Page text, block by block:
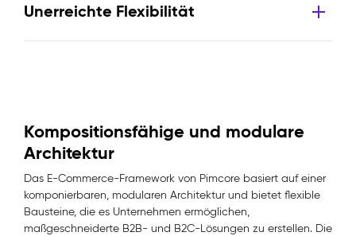
Unerreichte Flexibilität
Kompositionsfähige und modulare
Architektur
Das E-Commerce-Framework von Pimcore basiert auf einer
komponierbaren, modularen Architektur und bietet flexible
Bausteine, die es Unternehmen ermöglichen,
maßgeschneiderte B2B- und B2C-Lösungen zu erstellen. Die